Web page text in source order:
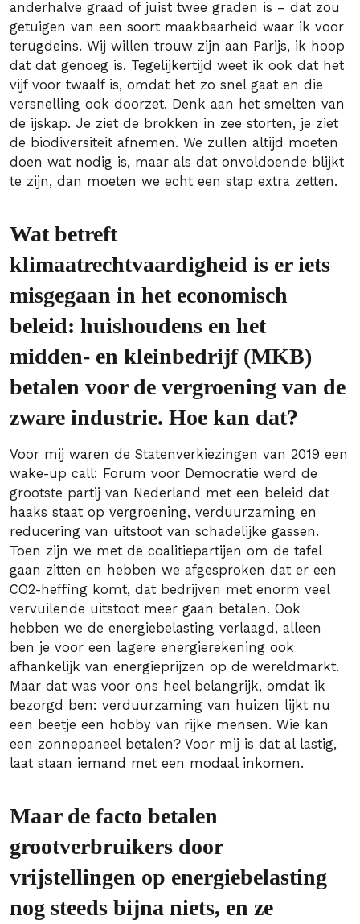
anderhalve graad of juist twee graden is – dat zou
getuigen van een soort maakbaarheid waar ik voor
terugdeins. Wij willen trouw zijn aan Parijs, ik hoop
dat dat genoeg is. Tegelijkertijd weet ik ook dat het
vijf voor twaalf is, omdat het zo snel gaat en die
versnelling ook doorzet. Denk aan het smelten van
de ijskap. Je ziet de brokken in zee storten, je ziet
de biodiversiteit afnemen. We zullen altijd moeten
doen wat nodig is, maar als dat onvoldoende blijkt
te zijn, dan moeten we echt een stap extra zetten.
Wat betreft
klimaatrechtvaardigheid is er iets
misgegaan in het economisch
beleid: huishoudens en het
midden- en kleinbedrijf (MKB)
betalen voor de vergroening van de
zware industrie. Hoe kan dat?
Voor mij waren de Statenverkiezingen van 2019 een
wake-up call: Forum voor Democratie werd de
grootste partij van Nederland met een beleid dat
haaks staat op vergroening, verduurzaming en
reducering van uitstoot van schadelijke gassen.
Toen zijn we met de coalitiepartijen om de tafel
gaan zitten en hebben we afgesproken dat er een
CO2-heffing komt, dat bedrijven met enorm veel
vervuilende uitstoot meer gaan betalen. Ook
hebben we de energiebelasting verlaagd, alleen
ben je voor een lagere energierekening ook
afhankelijk van energieprijzen op de wereldmarkt.
Maar dat was voor ons heel belangrijk, omdat ik
bezorgd ben: verduurzaming van huizen lijkt nu
een beetje een hobby van rijke mensen. Wie kan
een zonnepaneel betalen? Voor mij is dat al lastig,
laat staan iemand met een modaal inkomen.
Maar de facto betalen
grootverbruikers door
vrijstellingen op energiebelasting
nog steeds bijna niets, en ze